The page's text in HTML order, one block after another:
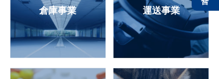
倉庫事業 運送事業